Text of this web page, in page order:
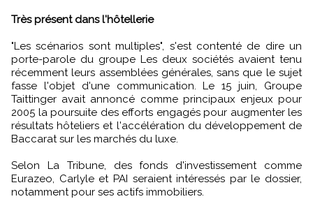
Très présent dans l'hôtellerie
"Les scénarios sont multiples", s'est contenté de dire un
porte-parole du groupe Les deux sociétés avaient tenu
récemment leurs assemblées générales, sans que le sujet
fasse l'objet d'une communication. Le 15 juin, Groupe
Taittinger avait annoncé comme principaux enjeux pour
2005 la poursuite des efforts engagés pour augmenter les
résultats hôteliers et l'accélération du développement de
Baccarat sur les marchés du luxe.
Selon La Tribune, des fonds d'investissement comme
Eurazeo, Carlyle et PAI seraient intéressés par le dossier,
notamment pour ses actifs immobiliers.